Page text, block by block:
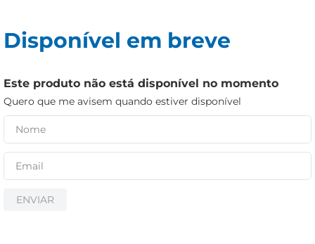
Disponível em breve
Este produto não está disponível no momento
Quero que me avisem quando estiver disponível
ENVIAR
iogurte
cerveja